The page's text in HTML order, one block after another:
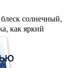
солнечный,
как яркий